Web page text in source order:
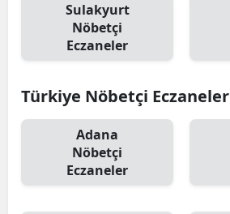
Sulakyurt
Nöbetçi
Eczaneler
Türkiye Nöbetçi Eczaneler
Adana
Nöbetçi
Eczaneler